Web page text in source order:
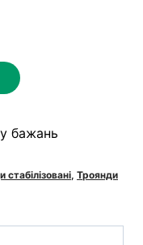
бажань
стабілізовані, Троянди